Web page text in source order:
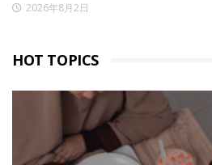
2026年8月2日
HOT TOPICS